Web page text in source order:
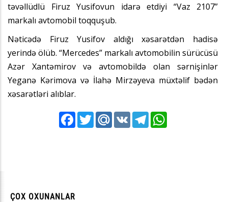
təvəllüdlü Firuz Yusifovun idarə etdiyi “Vaz 2107”
markalı avtomobil toqquşub.
Nəticədə Firuz Yusifov aldığı xəsarətdən hadisə
yerində ölüb. “Mercedes” markalı avtomobilin sürücüsü
Azər Xantəmirov və avtomobildə olan sərnişinlər
Yeganə Kərimova və İlahə Mirzəyeva müxtəlif bədən
xəsarətləri alıblar.
FacebookTwitterMail.RuVK Telegram
ÇOX OXUNANLAR